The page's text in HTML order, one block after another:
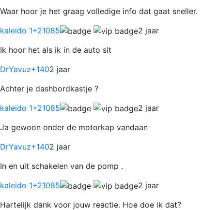
Waar hoor je het graag volledige info dat gaat sneller.
kaleido 1+21085
2 jaar
Ik hoor het als ik in de auto sit
DrYavuz+1402 jaar
Achter je dashbordkastje ?
kaleido 1+21085
2 jaar
Ja gewoon onder de motorkap vandaan
DrYavuz+1402 jaar
In en uit schakelen van de pomp .
kaleido 1+21085
2 jaar
Hartelijk dank voor jouw reactie. Hoe doe ik dat?